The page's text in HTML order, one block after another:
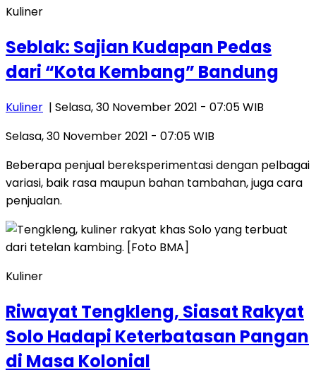
Kuliner
Seblak: Sajian Kudapan Pedas
dari “Kota Kembang” Bandung
Kuliner | Selasa, 30 November 2021 - 07:05 WIB
Selasa, 30 November 2021 - 07:05 WIB
Beberapa penjual bereksperimentasi dengan pelbagai
variasi, baik rasa maupun bahan tambahan, juga cara
penjualan.
Kuliner
Riwayat Tengkleng, Siasat Rakyat
Solo Hadapi Keterbatasan Pangan
di Masa Kolonial